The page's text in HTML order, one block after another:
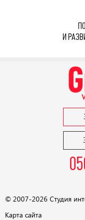
И
© 2007-2026 Студия
Карта сайта